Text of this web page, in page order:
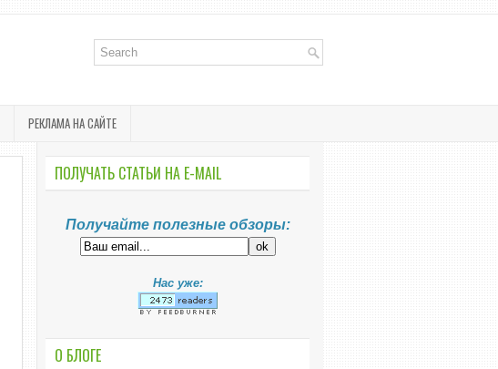
РЕКЛАМА НА САЙТЕ
ПОЛУЧАТЬ СТАТЬИ НА E-MАIL
Получайте полезные обзоры:
Нас уже:
О БЛОГЕ